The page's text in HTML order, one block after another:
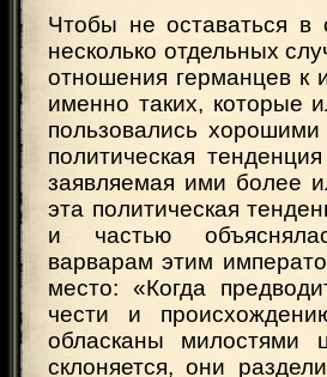
Чтобы не оставаться в
несколько отдельных
отношения германцев к
именно таких, которые
пользовались
политическая
заявляемая ими более
эта политическая
и частью
варварам этим
место: «Когда
чести и
обласканы
склоняется, они